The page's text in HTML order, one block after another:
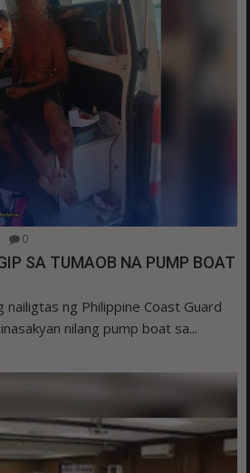
0
SA TUMAOB NA PUMP BOAT
nailigtas ng Philippine Coast Guard
nilang pump boat sa...